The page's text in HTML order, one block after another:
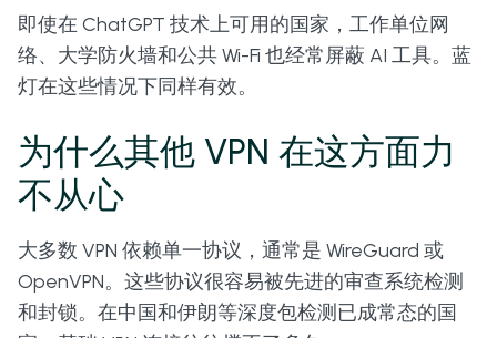
即使在 ChatGPT 技术上可用的国家，工作单位网
络、大学防火墙和公共 Wi-Fi 也经常屏蔽 AI 工具。蓝
灯在这些情况下同样有效。
为什么其他 VPN 在这方面力
不从心
大多数 VPN 依赖单一协议，通常是 WireGuard 或
OpenVPN。这些协议很容易被先进的审查系统检测
和封锁。在中国和伊朗等深度包检测已成常态的国